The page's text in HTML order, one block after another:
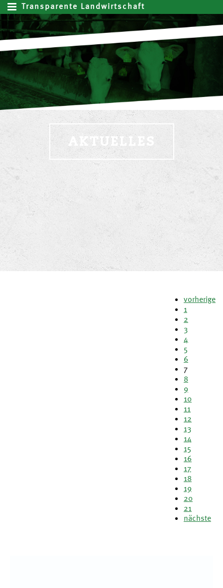
Transparente Landwirtschaft
AKTUELLES
vorherige
1
2
3
4
5
6
7
8
9
10
11
12
13
14
15
16
17
18
19
20
21
nächste